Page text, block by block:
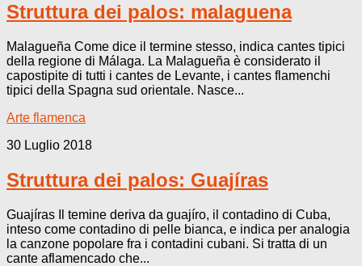
Struttura dei palos: malaguena
Malagueña Come dice il termine stesso, indica cantes tipici
della regione di Málaga. La Malagueña è considerato il
capostipite di tutti i cantes de Levante, i cantes flamenchi
tipici della Spagna sud orientale. Nasce...
Arte flamenca
30 Luglio 2018
Struttura dei palos: Guajíras
Guajíras Il temine deriva da guajíro, il contadino di Cuba,
inteso come contadino di pelle bianca, e indica per analogia
la canzone popolare fra i contadini cubani. Si tratta di un
cante aflamencado che...